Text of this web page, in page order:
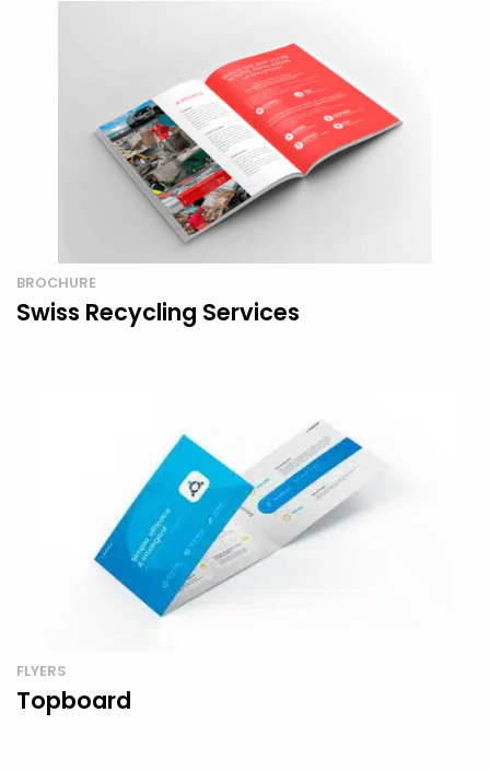
BROCHURE
Swiss Recycling Services
FLYERS
Topboard